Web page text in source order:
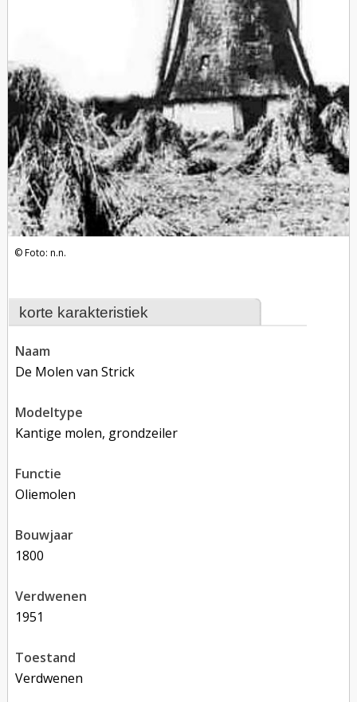
korte karakteristiek
naam
De Molen van Strick
modeltype
Kantige molen, grondzeiler
functie
oliemolen
bouwjaar
1800
verdwenen
1951
toestand
verdwenen
Foto: n.n.